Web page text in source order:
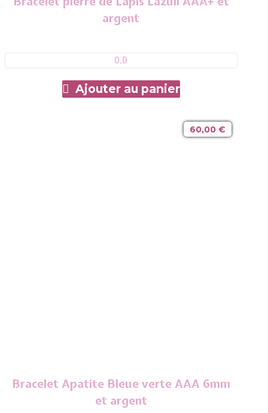
argent
0.0
Ajouter au panier
Bracelet Apatite Bleue verte AAA 6mm
et argent
60,00 €